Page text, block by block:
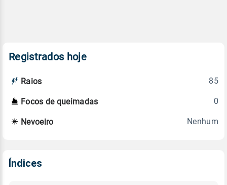
Registrados hoje
Raios 85
Focos de queimadas 0
Nevoeiro Nenhum
Índices